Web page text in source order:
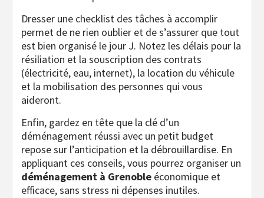
Dresser une checklist des tâches à accomplir
permet de ne rien oublier et de s’assurer que tout
est bien organisé le jour J. Notez les délais pour la
résiliation et la souscription des contrats
(électricité, eau, internet), la location du véhicule
et la mobilisation des personnes qui vous
aideront.
Enfin, gardez en tête que la clé d’un
déménagement réussi avec un petit budget
repose sur l’anticipation et la débrouillardise. En
appliquant ces conseils, vous pourrez organiser un
déménagement à Grenoble économique et
efficace, sans stress ni dépenses inutiles.